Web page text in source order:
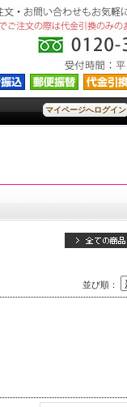
マイページへログイン
並び順：